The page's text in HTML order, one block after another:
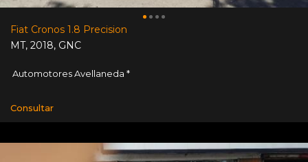
Fiat Cronos 1.8 Precision
MT, 2018, GNC
Automotores Avellaneda *
Consultar